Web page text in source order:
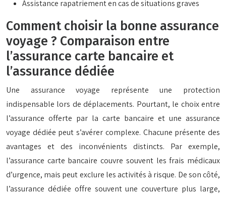
Assistance rapatriement en cas de situations graves
Comment choisir la bonne assurance
voyage ? Comparaison entre
l’assurance carte bancaire et
l’assurance dédiée
Une assurance voyage représente une protection
indispensable lors de déplacements. Pourtant, le choix entre
l’assurance offerte par la carte bancaire et une assurance
voyage dédiée peut s’avérer complexe. Chacune présente des
avantages et des inconvénients distincts. Par exemple,
l’assurance carte bancaire couvre souvent les frais médicaux
d’urgence, mais peut exclure les activités à risque. De son côté,
l’assurance dédiée offre souvent une couverture plus large,